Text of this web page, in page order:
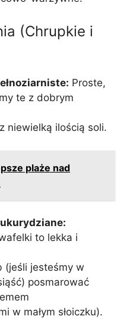
(Chrupkie i
Proste,
te z dobrym
niewielką ilością soli.
plaże nad
to lekka i
(jeśli jesteśmy w
posmarować
w małym słoiczku).